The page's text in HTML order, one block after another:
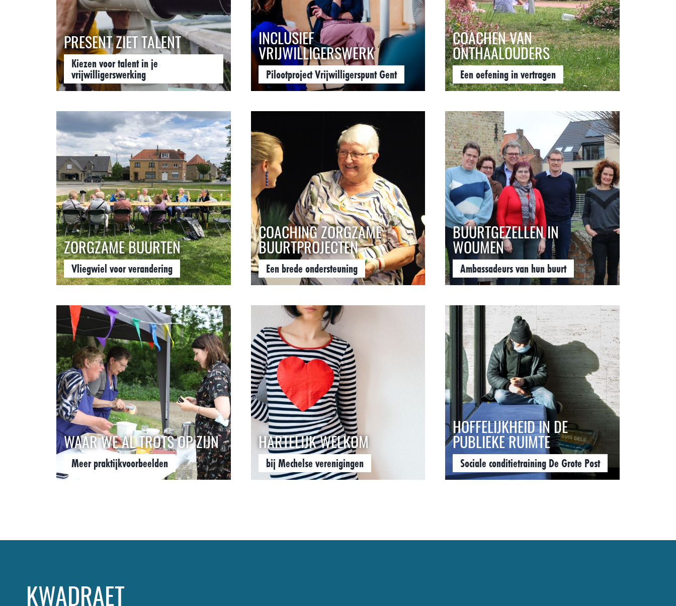
PRESENT ZIET TALENT
Kiezen voor talent in je
vrijwilligerswerking
INCLUSIEF
VRIJWILLIGERSWERK
Pilootproject Vrijwilligerspunt Gent
COACHEN VAN
ONTHAALOUDERS
Een oefening in vertragen
ZORGZAME BUURTEN
Vliegwiel voor verandering
COACHING ZORGZAME
BUURTPROJECTEN
Een brede ondersteuning
BUURTGEZELLEN IN
WOUMEN
Ambassadeurs van hun buurt
WAAR WE AL TROTS OP ZIJN
Meer praktijkvoorbeelden
HARTELIJK WELKOM
bij Mechelse verenigingen
HOFFELIJKHEID IN DE
PUBLIEKE RUIMTE
Sociale conditietraining De Grote Post
KWADRAET